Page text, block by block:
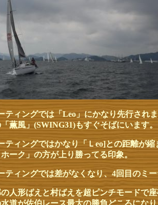
ティングでは「Leo」にかなり先行され
薫風」(SWING31)もすぐそばにいます。
ティングではかなり「Ｌeo]との距離が縮
ホーク」の方が上り勝ってる印象。
ティングでは差がなくなり、4回目のミ
人形ばえと村ばえを超ピンチモードで
道が佐伯レース最大の勝負どころにな